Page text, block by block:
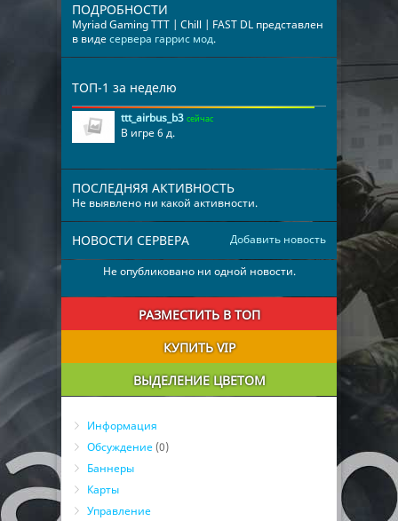
ПОДРОБНОСТИ
Myriad Gaming TTT | Chill | FAST DL представлен
в видесервера гаррис мод.
ТОП-1 за неделю
ttt_airbus_b3 сейчас
В игре 6 д.
ПОСЛЕДНЯЯ АКТИВНОСТЬ
Не выявлено ни какой активности.
Добавить новость
НОВОСТИ СЕРВЕРА
Не опубликовано ни одной новости.
РАЗМЕСТИТЬ В ТОП
КУПИТЬ VIP
ВЫДЕЛЕНИЕ ЦВЕТОМ
Информация
Обсуждение (0)
Баннеры
Карты
Управление